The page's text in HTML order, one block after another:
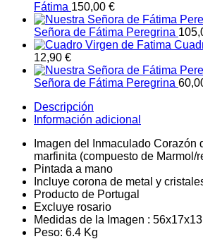
Fátima 150,00 €
Señora de Fátima Peregrina
12,90 €
Señora de Fátima Peregrina
Descripción
Información adicional
Imagen del Inmaculado Corazón
marfinita (compuesto de Marmol/
Pintada a mano
Incluye corona de metal y
Producto de Portugal
Excluye rosario
Medidas de la Imagen :
Peso: 6.4 Kg